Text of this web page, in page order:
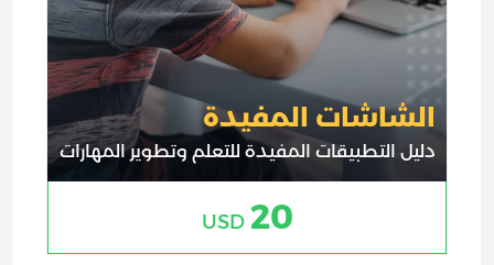
الشاشات المفيدة
دليل التطبيقات المفيدة للتعلم وتطوير المهارات
20
USD